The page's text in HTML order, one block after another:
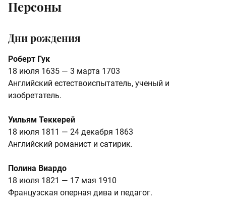
Персоны
Дни рождения
Роберт Гук
18 июля 1635 — 3 марта 1703
Английский естествоиспытатель, ученый и
изобретатель.
Уильям Теккерей
18 июля 1811 — 24 декабря 1863
Английский романист и сатирик.
Полина Виардо
18 июля 1821 — 17 мая 1910
Французская оперная дива и педагог.